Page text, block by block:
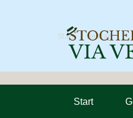
Start
Sie befinden
Start Beitrag
Startseite